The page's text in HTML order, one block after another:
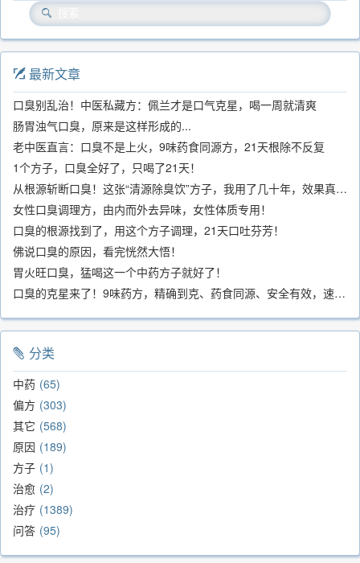
最新文章
口臭别乱治！中医私藏方：佩兰才是口气克星，喝一周就清爽
肠胃浊气口臭，原来是这样形成的...
老中医直言：口臭不是上火，9味药食同源方，21天根除不反复
1个方子，口臭全好了，只喝了21天！
从根源斩断口臭！这张“清源除臭饮”方子，我用了几十年，效果真不错
女性口臭调理方，由内而外去异味，女性体质专用！
口臭的根源找到了，用这个方子调理，21天口吐芬芳！
佛说口臭的原因，看完恍然大悟！
胃火旺口臭，猛喝这一个中药方子就好了！
口臭的克星来了！9味药方，精确到克、药食同源、安全有效，速看！
分类
中药 65
偏方 303
其它 568
原因 189
方子 1
治愈 2
治疗 1389
问答 95